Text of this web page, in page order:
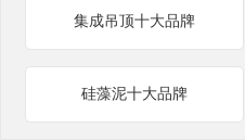
集成吊顶十大品牌
硅藻泥十大品牌